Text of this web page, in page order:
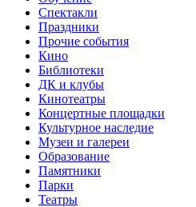
Спектакли
Праздники
Прочие события
Кино
Библиотеки
ДК и клубы
Кинотеатры
Концертные площадки
Культурное наследие
Музеи и галереи
Образование
Памятники
Парки
Театры